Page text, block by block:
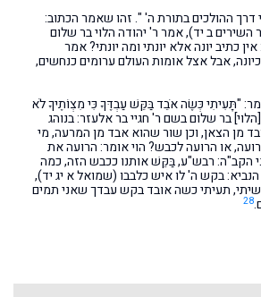
ההולכים בתורת ה' ". זהו שאמר הכתוב:
השירים ב יד), אמר ר' יהודה הלוי בר שלום
כתיב יונה אלא יונתי ומה יונתי? אמר
אבל אצל אומות העולם ערומים כנחשים,
"תָּעִיתִי כְּשֶׂה אֹבֵד בַּקֵּשׁ עַבְדֶּךָ כִּי מִצְוֹתֶיךָ לֹא
בר שלום בשם ר' חגיי בר אלעזר: בנוהג
מן הצאן, וכן שור שהוא אבד מן המרעה, מי
או הרועה לכבש? הוי אומר: הרועה את
הקב"ה: רבש"ע, בַּקֵּשׁ אותנו ככבש הזה, כמה
בקש ה' לו איש כלבבו (שמואל א יג יד),
תעיתי כשה אובד בקש עבדך שאני תמים
28